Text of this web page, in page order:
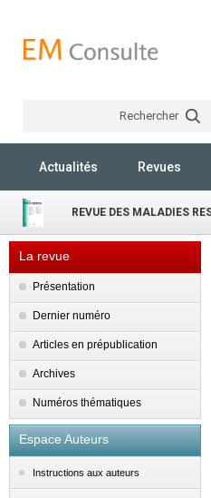
Rechercher
Actualités Revues
REVUE DES MALADIES
La revue
Présentation
Dernier numéro
Articles en prépublication
Archives
Numéros thématiques
Espace Auteurs
Instructions aux auteurs